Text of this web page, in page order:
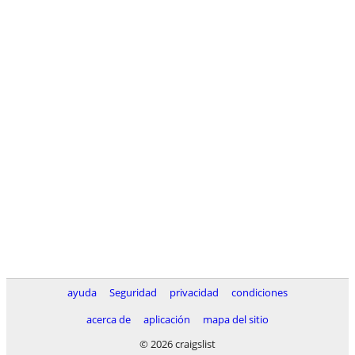
ayuda Seguridad privacidad
condiciones
acerca de
aplicación
mapa del sitio
© 2026 craigslist